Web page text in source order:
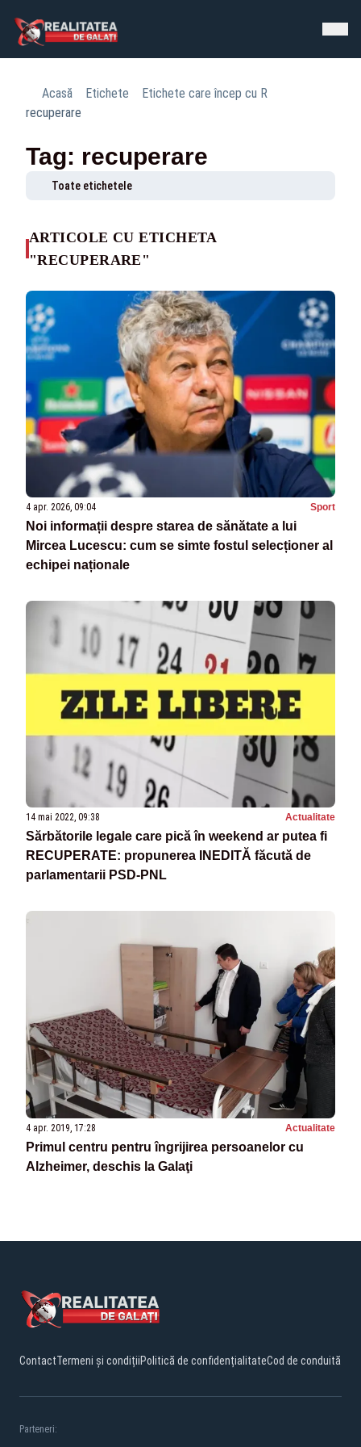
Acasă Etichete
Etichete care încep cu R
recuperare
Tag: recuperare
Toate etichetele
ARTICOLE CU ETICHETA
"RECUPERARE"
4 apr. 2026, 09:04 Sport
Noi informații despre starea de sănătate a lui
Mircea Lucescu: cum se simte fostul selecționer al
echipei naționale
14 mai 2022, 09:38 Actualitate
Sărbătorile legale care pică în weekend ar putea fi
RECUPERATE: propunerea INEDITĂ făcută de
parlamentarii PSD-PNL
4 apr. 2019, 17:28 Actualitate
Primul centru pentru îngrijirea persoanelor cu
Alzheimer, deschis la Galaţi
ContactTermeni și condițiiPolitică de confidențialitateCod de conduită
Parteneri: